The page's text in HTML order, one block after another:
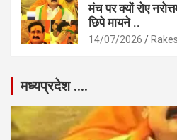
मंच पर क्यों रोए
छिपे मायने ..
14/07/2026
मध्यप्रदेश ….